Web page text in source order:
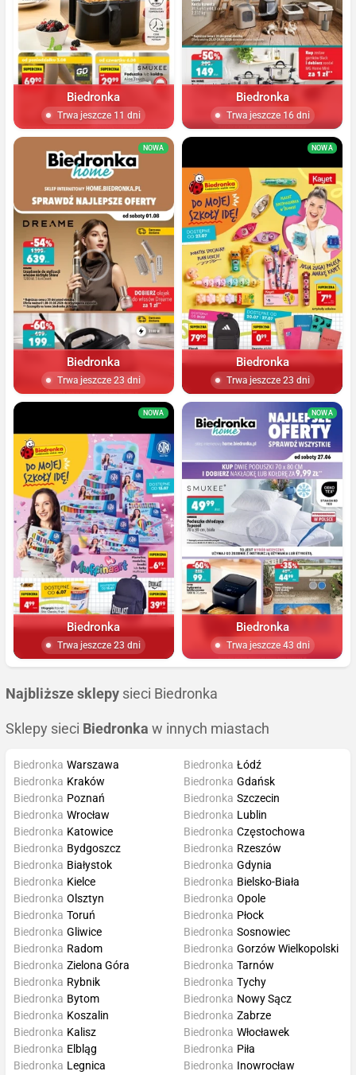
Biedronka
Trwa jeszcze 11 dni
Biedronka
Trwa jeszcze 16 dni
NOWA
Biedronka
Trwa jeszcze 23 dni
NOWA
Biedronka
Trwa jeszcze 23 dni
NOWA
Biedronka
Trwa jeszcze 23 dni
NOWA
Biedronka
Trwa jeszcze 43 dni
Najbliższe sklepy sieci Biedronka
Sklepy sieci Biedronka w innych miastach
Biedronka Warszawa
Biedronka Kraków
Biedronka Poznań
Biedronka Wrocław
Biedronka Łódź
Biedronka Gdańsk
Biedronka Szczecin
Biedronka Lublin
Biedronka Katowice
Biedronka Bydgoszcz
Biedronka Białystok
Biedronka Kielce
Biedronka Częstochowa
Biedronka Rzeszów
Biedronka Gdynia
Biedronka Bielsko-Biała
Biedronka Olsztyn
Biedronka Toruń
Biedronka Gliwice
Biedronka Radom
Biedronka Opole
Biedronka Płock
Biedronka Sosnowiec
Biedronka Gorzów Wielkopolski
Biedronka Zielona Góra
Biedronka Rybnik
Biedronka Bytom
Biedronka Koszalin
Biedronka Tarnów
Biedronka Tychy
Biedronka Nowy Sącz
Biedronka Zabrze
Biedronka Kalisz
Biedronka Elbląg
Biedronka Legnica
Biedronka Włocławek
Biedronka Piła
Biedronka Inowrocław